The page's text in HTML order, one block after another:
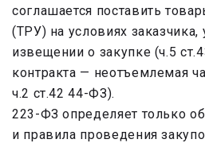
соглашается поставить
(ТРУ) на условиях заказчика,
извещении о закупке (ч.5
контракта — неотъемлемая
ч.2 ст.42 44-ФЗ).
223-ФЗ определяет только
и правила проведения